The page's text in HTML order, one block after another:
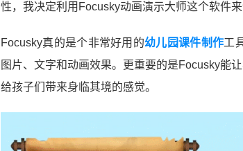
性，我决定利用Focusky动画演示大师这个软件来
Focusky真的是个非常好用的幼儿园课件制作工
图片、文字和动画效果。更重要的是Focusky能
给孩子们带来身临其境的感觉。